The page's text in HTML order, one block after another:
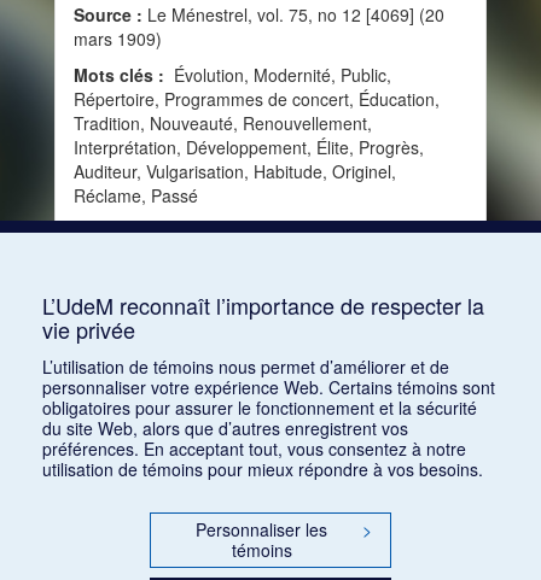
Source : Le Ménestrel, vol. 75, no 12 [4069] (20
mars 1909)
Mots clés : Évolution, Modernité, Public,
Répertoire, Programmes de concert, Éducation,
Tradition, Nouveauté, Renouvellement,
Interprétation, Développement, Élite, Progrès,
Auditeur, Vulgarisation, Habitude, Originel,
Réclame, Passé
1 2 3 4 5 6 7 8 9
L’UdeM reconnaît l’importance de respecter la
vie privée
L’utilisation de témoins nous permet d’améliorer et de
personnaliser votre expérience Web. Certains témoins sont
obligatoires pour assurer le fonctionnement et la sécurité
du site Web, alors que d’autres enregistrent vos
préférences. En acceptant tout, vous consentez à notre
utilisation de témoins pour mieux répondre à vos besoins.
Personnaliser les
témoins
>